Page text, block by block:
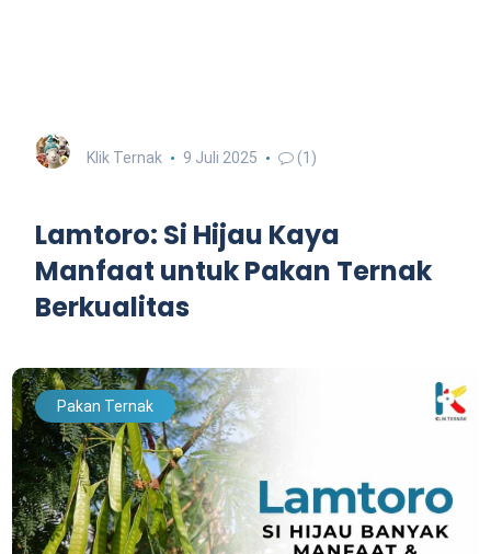
Klik Ternak 9 Juli 2025 (1)
Lamtoro: Si Hijau Kaya
Manfaat untuk Pakan Ternak
Berkualitas
Pakan Ternak